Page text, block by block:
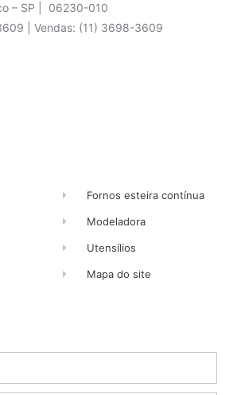
– SP | 06230-010
| Vendas: (11) 3698-3609
Fornos esteira contínua
Modeladora
Utensílios
Mapa do site